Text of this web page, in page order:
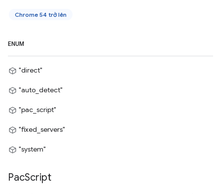
Chrome 54 trở lên
ENUM
"direct"
"auto_detect"
"pac_script"
"fixed_servers"
"system"
PacScript